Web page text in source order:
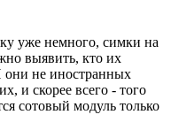
уже немного, симки на
выявить, кто их
не иностранных
и скорее всего - того
сотовый модуль только